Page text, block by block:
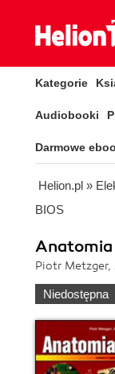
Kategorie
Audiobooki
Darmowe
Helion.pl »
BIOS
Anatomia
Piotr Metzger,
Niedostępna